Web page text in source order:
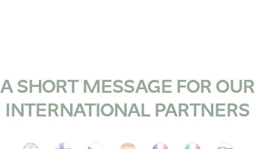
A SHORT MESSAGE FOR OUR
INTERNATIONAL PARTNERS